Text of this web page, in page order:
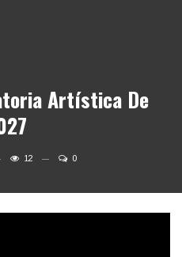
Artística De
12 0